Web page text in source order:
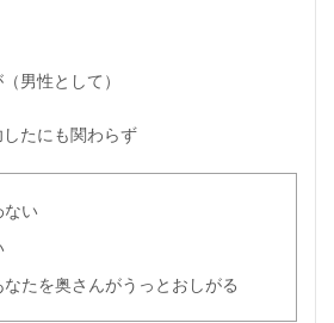
（男性として）
たにも関わらず
ない
たを奥さんがうっとおしがる